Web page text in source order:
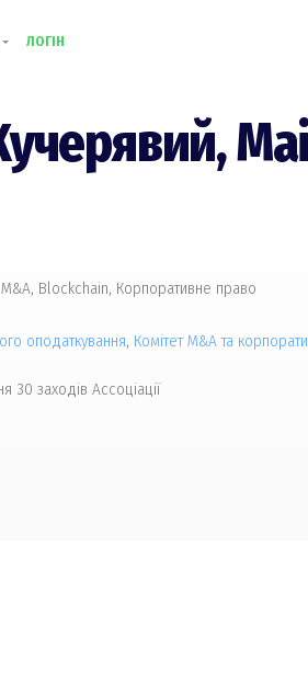
ЛОГІН
Blockchain, Корпоративне право
оподаткування, Комiтет M&A та
30 заходів Ассоціації